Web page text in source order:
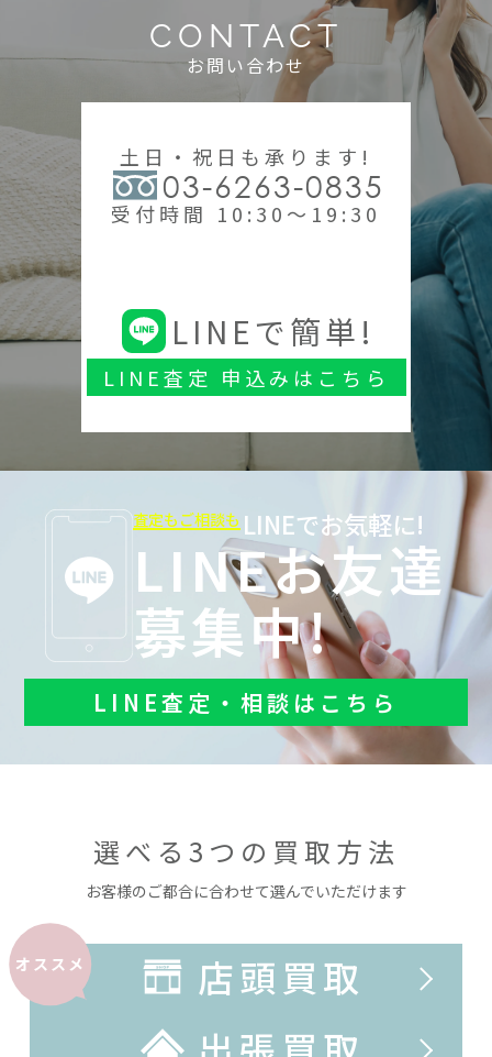
CONTACT
お問い合わせ
土日・祝日も承ります!
03-6263-0835
受付時間 10:30～19:30
LINEで簡単!
LINE査定 申込みはこちら
査定もご相談も LINEでお気軽に!
LINEお友達
募集中!
LINE査定・相談はこちら
選べる3つの買取方法
お客様のご都合に合わせて選んでいただけます
オススメ
店頭買取